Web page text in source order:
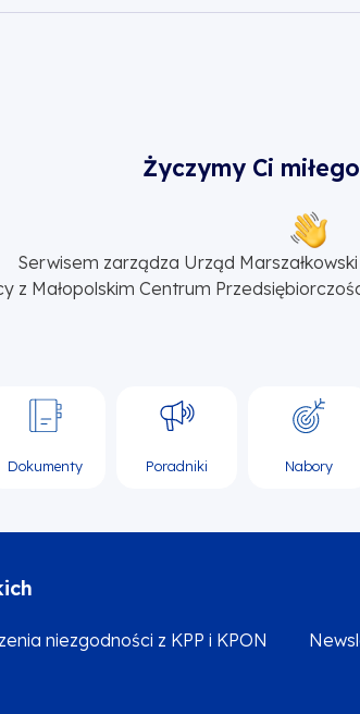
Życzymy Ci
Serwisem zarządza Urząd
z Małopolskim Centrum
Dokumenty Poradniki Nabory
niezgodności z KPP i KPON